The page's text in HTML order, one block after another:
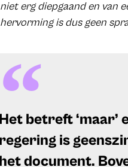
niet erg diepgaand en van
hervorming is dus geen
betreft ‘maar’
is
document.